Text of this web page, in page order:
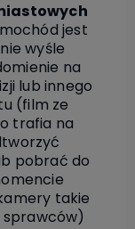
jest
wyśle
na
lub innego
(film ze
trafia na
pobrać do
takie
sprawców)